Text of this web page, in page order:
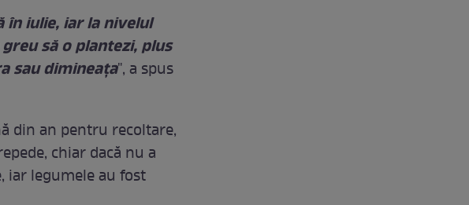
în iulie, iar la nivelul
să o plantezi, plus
sau dimineața", a spus
din an pentru recoltare,
chiar dacă nu a
iar legumele au fost